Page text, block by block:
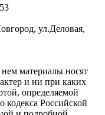
ул.Деловая,
материалы носят
и ни при каких
определяемой
кодекса Российской